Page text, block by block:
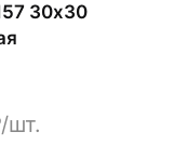
30х30
шт.